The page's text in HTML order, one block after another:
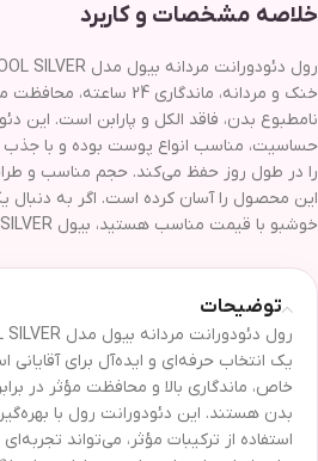
خلاصه مشخصات و کاربرد
خنک و مردانه، ماندگاری 24
نامطبوع بدن، فاقد الکل و پارابن است. این
حساسیت، مناسب انواع پوست بوده و با جذب
را در طول روز حفظ می‌کند. حجم مناسب و
این محصول را آسان کرده است. اگر به دنبال
خوشبو با قیمت مناسب هستید، بیول COOL SILVER گزینه‌ای ایده‌آل است.
توضیحات
یک انتخاب حرفه‌ای و ایده‌آل برای
خاص، ماندگاری بالا و محافظت مؤثر در
بدن هستند. این دئودورانت رول با
استفاده از ترکیبات مؤثر، می‌تواند